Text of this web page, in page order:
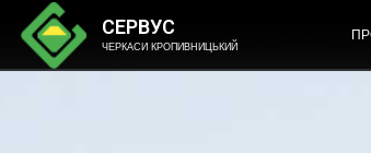
СЕРВУС
ЧЕРКАСИ КРОПИВНИЦЬКИЙ